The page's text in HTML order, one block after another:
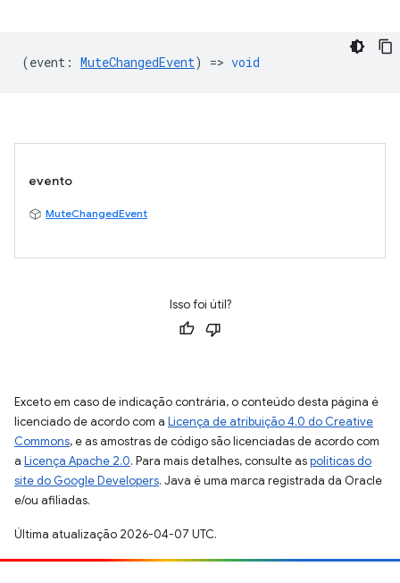
(event : MuteChangedEvent) => void
evento
MuteChangedEvent
Isso foi útil?
Exceto em caso de indicação contrária, o conteúdo desta página é
licenciado de acordo com a Licença de atribuição 4.0 do Creative
Commons, e as amostras de código são licenciadas de acordo com
a Licença Apache 2.0. Para mais detalhes, consulte aspolíticas do
site do Google Developers. Java é uma marca registrada da Oracle
e/ou afiliadas.
Última atualização 2026-04-07 UTC.